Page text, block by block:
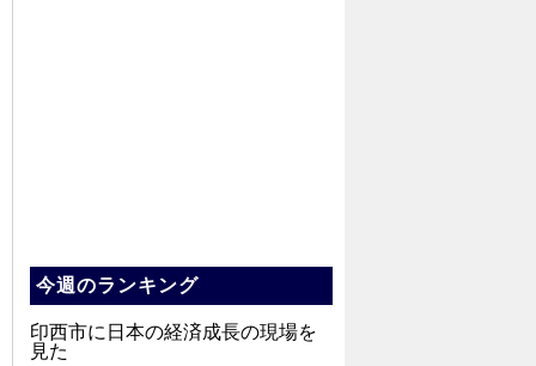
今週のランキング
印西市に日本の経済成長の現場を
見た